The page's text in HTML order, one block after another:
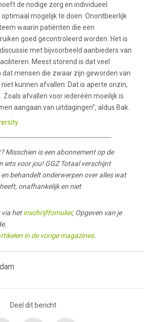
de nodige zorg en individueel
mogelijk te doen. Onontbeerlijk
waarin patiënten die een
goed gecontroleerd worden. Het is
met bijvoorbeeld aanbieders van
Meest storend is dat veel
dat mensen die zwaar zijn geworden van
kunnen afvallen. Dat is aperte onzin,
Zoals afvallen voor iederéén moeilijk is.
aangaan van uitdagingen”, aldus Bak.
Misschien is een abonnement op de
iets voor jou! GGZ Totaal verschijnt
behandelt onderwerpen over alles wat
onafhankelijk en niet
via hetinschrijffomulier, Opgeven van je
in de vorige magazines.
Deel dit bericht